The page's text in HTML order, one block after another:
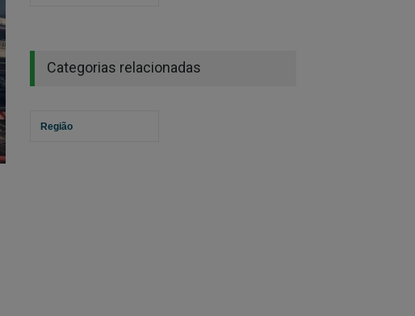
Categorias relacionadas
Região